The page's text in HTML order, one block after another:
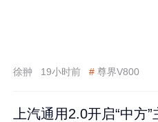
徐翀 19小时前 # 尊界V800
上汽通用2.0开启“中方